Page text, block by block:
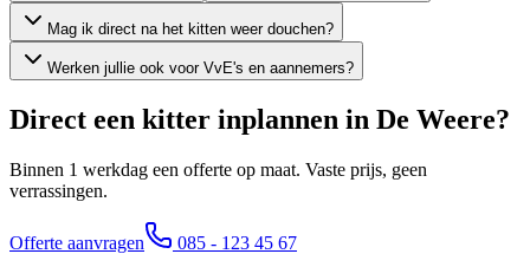
Mag ik direct na het kitten weer douchen?
Werken jullie ook voor VvE's en aannemers?
Direct een kitter inplannen in De Weere?
Binnen 1 werkdag een offerte op maat. Vaste prijs, geen
verrassingen.
Offerte aanvragen 085 - 123 45 67